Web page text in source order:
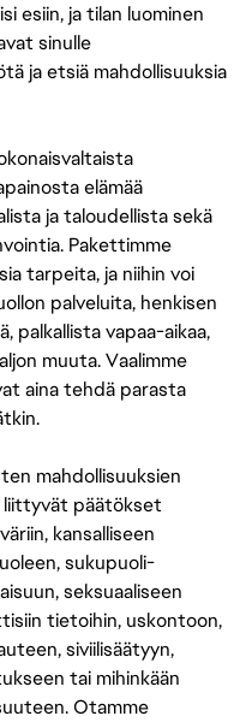
esiin, ja tilan luominen
sinulle
ja etsiä mahdollisuuksia
elämää
ja taloudellista sekä
Pakettimme
tarpeita, ja niihin voi
palveluita, henkisen
palkallista vapaa-aikaa,
muuta. Vaalimme
aina tehdä parasta
mahdollisuuksien
liittyvät päätökset
kansalliseen
sukupuoli-
seksuaaliseen
tietoihin, uskontoon,
siviilisäätyyn,
tai mihinkään
Otamme